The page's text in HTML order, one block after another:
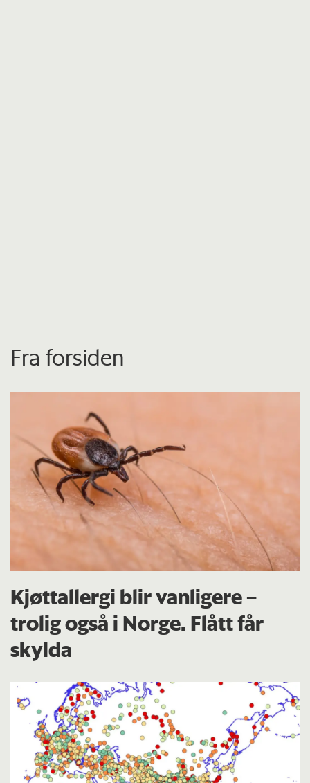
Fra forsiden
Kjøttallergi blir vanligere –
trolig også i Norge. Flått får
skylda